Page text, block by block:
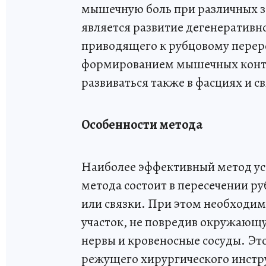
мышечную боль при различных
является развитие
приводящего к рубцовому
формированием мышечных
развиваться также в фасциях и
Особенности метода
Наиболее эффективный метод
метода состоит в пересечении
или связки. При этом
участок, не повредив
нервы и кровеносные сосуды.
режущего хирургического